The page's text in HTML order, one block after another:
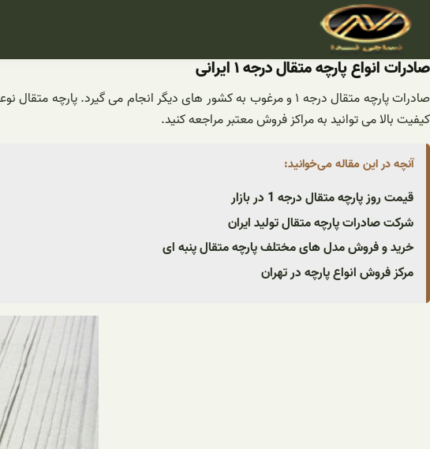
صادرات انواع پارچه متقال درجه ۱ ایرانی
صادرات پارچه متقال درجه ۱ و مرغوب به کشور های دیگر انجام می
کیفیت بالا می توانید به مراکز فروش معتبر مراجعه کنید.
آنچه در این مقاله می‌خوانید:
قیمت روز پارچه متقال درجه 1 در بازار
شرکت صادرات پارچه متقال تولید ایران
خرید و فروش مدل های مختلف پارچه متقال پنبه ای
مرکز فروش انواع پارچه در تهران